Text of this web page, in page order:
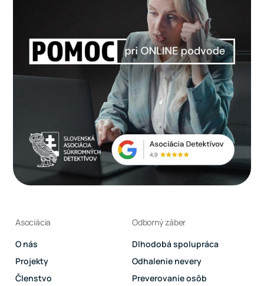
Asociácia
O nás
Projekty
Členstvo
Odborný záber
Dlhodobá spolupráca
Odhalenie nevery
Preverovanie osôb